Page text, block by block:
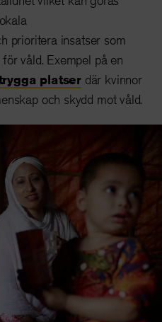
prioritera insatser som
våld. Exempel på en
platser där kvinnor
och skydd mot våld.